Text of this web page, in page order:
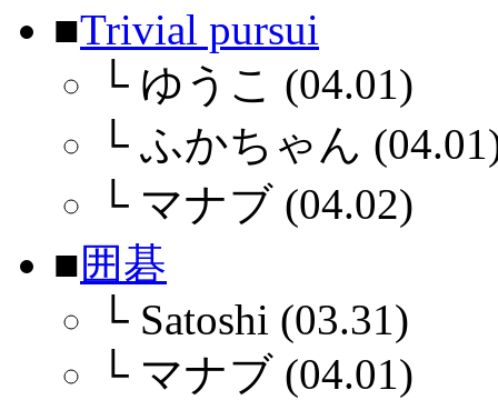
■Trivial pursui
└ ゆうこ (04.01)
└ ふかちゃん
└ マナブ (04.02)
■囲碁
└ Satoshi (03.31)
└ マナブ (04.01)